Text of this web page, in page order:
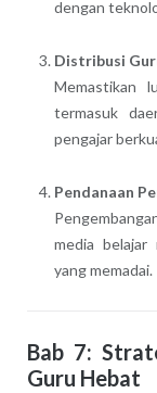
dengan
Distribusi
Memastikan
termasuk
pengajar
Pendanaan
media belajar
yang memadai.
Bab 7:
Guru Hebat